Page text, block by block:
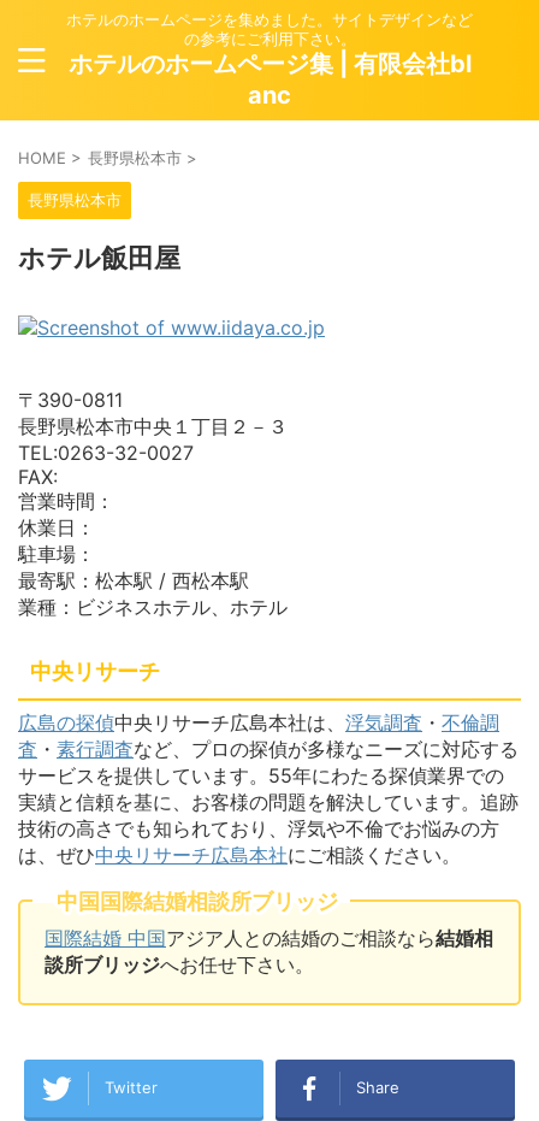
ホテルのホームページを集めました。サイトデザインなど
の参考にご利用下さい。
ホテルのホームページ集 | 有限会社bl
anc
HOME > 長野県松本市 >
長野県松本市
ホテル飯田屋
〒390-0811
長野県松本市中央１丁目２－３
TEL:0263-32-0027
FAX:
営業時間：
休業日：
駐車場：
最寄駅：松本駅 / 西松本駅
業種：ビジネスホテル、ホテル
中央リサーチ
広島の探偵中央リサーチ広島本社は、 浮気調査 ・ 不倫調
査 ・ 素行調査など、プロの探偵が多様なニーズに対応する
サービスを提供しています。55年にわたる探偵業界での
実績と信頼を基に、お客様の問題を解決しています。追跡
技術の高さでも知られており、浮気や不倫でお悩みの方
は、ぜひ中央リサーチ広島本社にご相談ください。
中国国際結婚相談所ブリッジ
国際結婚 中国アジア人との結婚のご相談なら結婚相
談所ブリッジへお任せ下さい。
Twitter Share